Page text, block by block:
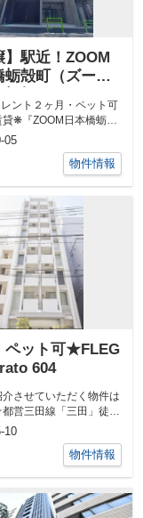
】駅近！ZOOM
蛎殻町（ズーム
ント２ヶ月・ペット可
❋『ZOOM日本橋蛎殻
日本橋蛎殻町）
05
物件情報
ペット可★FLEG
604
させていただく物件は
営三田線「三田」徒歩
ナーズ高級賃貸マンシ
10
物件情報